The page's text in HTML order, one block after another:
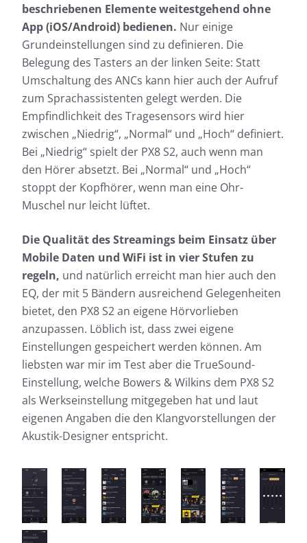
beschriebenen Elemente weitestgehend ohne
App (iOS/Android) bedienen. Nur einige
Grundeinstellungen sind zu definieren. Die
Belegung des Tasters an der linken Seite: Statt
Umschaltung des ANCs kann hier auch der Aufruf
zum Sprachassistenten gelegt werden. Die
Empfindlichkeit des Tragesensors wird hier
zwischen „Niedrig“, „Normal“ und „Hoch“ definiert.
Bei „Niedrig“ spielt der PX8 S2, auch wenn man
den Hörer absetzt. Bei „Normal“ und „Hoch“
stoppt der Kopfhörer, wenn man eine Ohr-
Muschel nur leicht lüftet.
Die Qualität des Streamings beim Einsatz über
Mobile Daten und WiFi ist in vier Stufen zu
regeln, und natürlich erreicht man hier auch den
EQ, der mit 5 Bändern ausreichend Gelegenheiten
bietet, den PX8 S2 an eigene Hörvorlieben
anzupassen. Löblich ist, dass zwei eigene
Einstellungen gespeichert werden können. Am
liebsten war mir im Test aber die TrueSound-
Einstellung, welche Bowers & Wilkins dem PX8 S2
als Werkseinstellung mitgegeben hat und laut
eigenen Angaben die den Klangvorstellungen der
Akustik-Designer entspricht.